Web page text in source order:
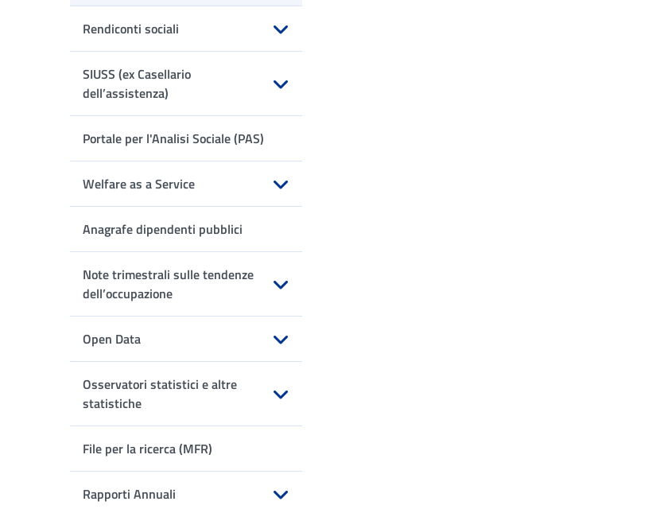
Apri sottomenu
Rendiconti sociali
Apri sottomenu
SIUSS (ex Casellario
dell’assistenza)
Apri sottomenu
Portale per l'Analisi Sociale (PAS)
Welfare as a Service
Apri sottomenu
Anagrafe dipendenti pubblici
Note trimestrali sulle tendenze
dell’occupazione
Apri sottomenu
Open Data
Apri sottomenu
Osservatori statistici e altre
statistiche
Apri sottomenu
File per la ricerca (MFR)
Rapporti Annuali